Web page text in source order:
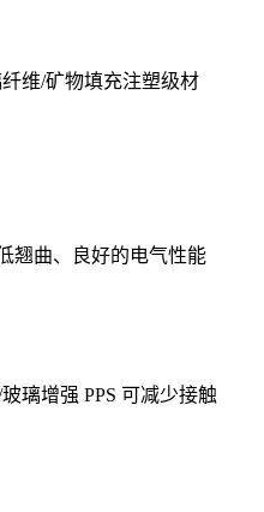
维/矿物填充注塑级材
翘曲、良好的电气性能
璃增强 PPS 可减少接触